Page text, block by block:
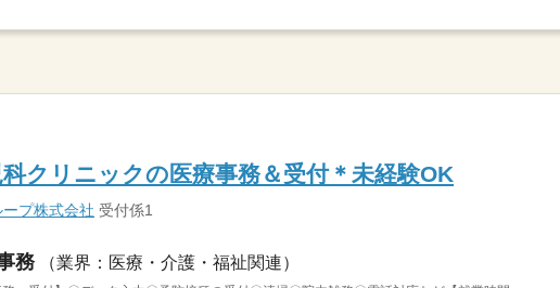
科クリニックの医療事務＆受付＊未経験OK
プ株式会社 受付係1
務 （業界：医療・介護・福祉関連）